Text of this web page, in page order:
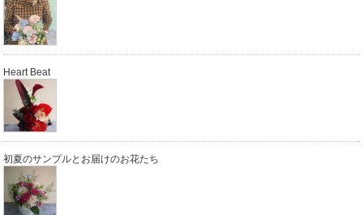
Heart Beat
初夏のサンプルとお届けのお花たち